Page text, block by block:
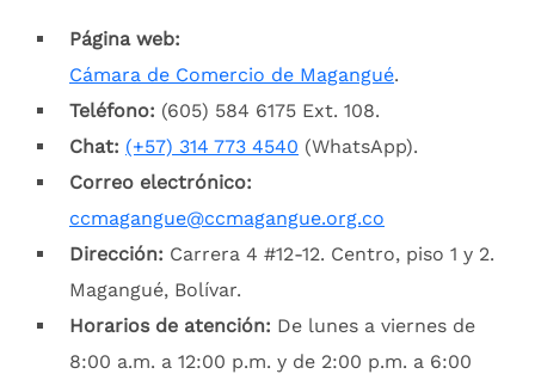
Página web:
Cámara de Comercio de Magangué.
Teléfono: (605) 584 6175 Ext. 108.
Chat: (+57) 314 773 4540 (WhatsApp).
Correo electrónico:
ccmagangue@ccmagangue.org.co
Dirección: Carrera 4 #12-12. Centro, piso 1 y 2.
Magangué, Bolívar.
Horarios de atención: De lunes a viernes de
8:00 a.m. a 12:00 p.m. y de 2:00 p.m. a 6:00